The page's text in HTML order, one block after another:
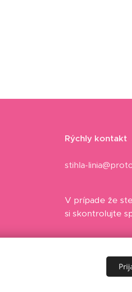
Rýchly kontakt
stihla-
V prípade že
si skontrolujte